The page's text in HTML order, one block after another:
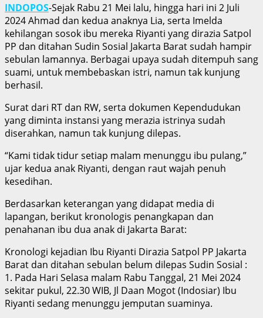
INDOPOS-Sejak Rabu 21 Mei lalu, hingga hari ini 2 Juli
2024 Ahmad dan kedua anaknya Lia, serta Imelda
kehilangan sosok ibu mereka Riyanti yang dirazia Satpol
PP dan ditahan Sudin Sosial Jakarta Barat sudah hampir
sebulan lamannya. Berbagai upaya sudah ditempuh sang
suami, untuk membebaskan istri, namun tak kunjung
berhasil.
Surat dari RT dan RW, serta dokumen Kependudukan
yang diminta instansi yang merazia istrinya sudah
diserahkan, namun tak kunjung dilepas.
“Kami tidak tidur setiap malam menunggu ibu pulang,”
ujar kedua anak Riyanti, dengan raut wajah penuh
kesedihan.
Berdasarkan keterangan yang didapat media di
lapangan, berikut kronologis penangkapan dan
penahanan ibu dua anak di Jakarta Barat:
Kronologi kejadian Ibu Riyanti Dirazia Satpol PP Jakarta
Barat dan ditahan sebulan belum dilepas Sudin Sosial :
1. Pada Hari Selasa malam Rabu Tanggal, 21 Mei 2024
sekitar pukul, 22.30 WIB, Jl Daan Mogot (Indosiar) Ibu
Riyanti sedang menunggu jemputan suaminya.